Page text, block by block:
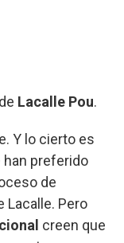
Lacalle Pou.
Y lo cierto es
han preferido
de
Lacalle. Pero
creen que